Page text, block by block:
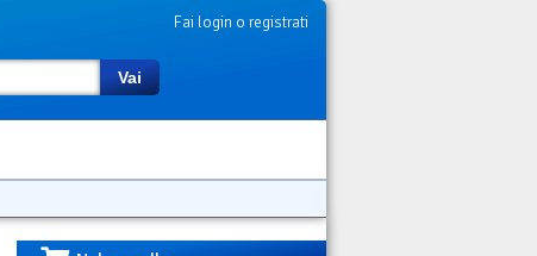
Fai login o registrati
Vai